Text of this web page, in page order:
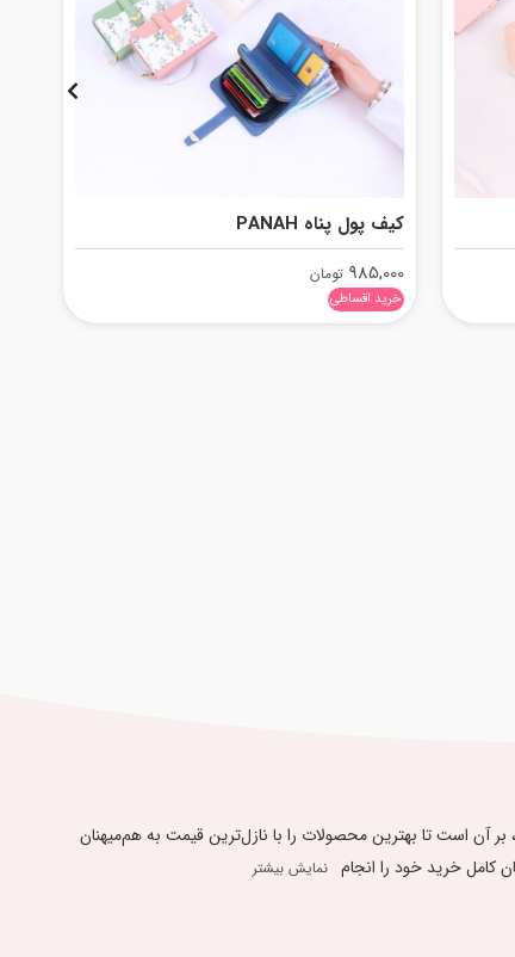
کیف پول پناه PANAH
985,000 تومان
خرید اقساطی
« 48 ساعت ضمانت بازگشت کالا » و ارائه بهترین کیفیت، بر آن است تا بهترین محصولات را با نازل‌ترین قیمت به هم‌میهنان
کامل ​​​​​​​خرید خود را انجام نمایش بیشتر